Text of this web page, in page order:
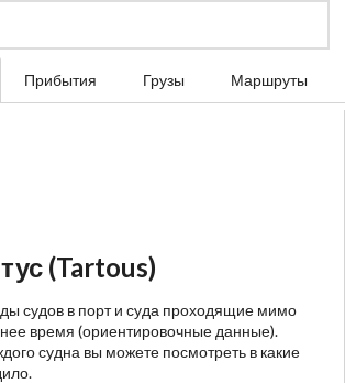
Прибытия Грузы Маршруты
(Tartous)
судов в порт и суда проходящие мимо
время (ориентировочные данные).
судна вы можете посмотреть в какие